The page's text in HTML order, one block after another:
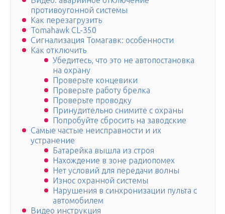
противоугонной системы
Как перезагрузить
Tomahawk CL-350
Сигнализация Томагавк: особенности
Как отключить
Убедитесь, что это не автопостановка
на охрану
Проверьте концевики
Проверьте работу брелка
Проверьте проводку
Принудительно снимите с охраны
Попробуйте сбросить на заводские
Самые частые неисправности и их
устранение
Батарейка вышла из строя
Нахождение в зоне радиопомех
Нет условий для передачи волны
Износ охранной системы
Нарушения в синхронизации пульта с
автомобилем
Видео инструкция